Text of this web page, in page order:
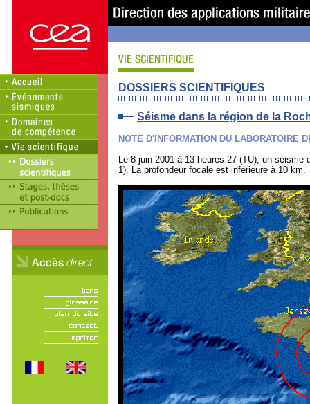
DOSSIERS SCIENTIFIQUES
Séisme dans la région de la
NOTE D'INFORMATION DU LABORATOIRE
Le 8 juin 2001 à 13 heures 27 (TU), un
1). La profondeur focale est inférieure à 10 km.